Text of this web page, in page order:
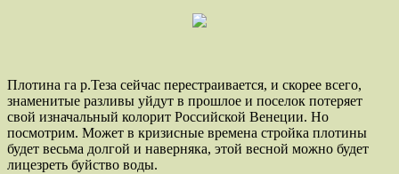
Плотина га р.Теза сейчас перестраивается, и скорее всего,
знаменитые разливы уйдут в прошлое и поселок потеряет
свой изначальный колорит Российской Венеции. Но
посмотрим. Может в кризисные времена стройка плотины
будет весьма долгой и наверняка, этой весной можно будет
лицезреть буйство воды.